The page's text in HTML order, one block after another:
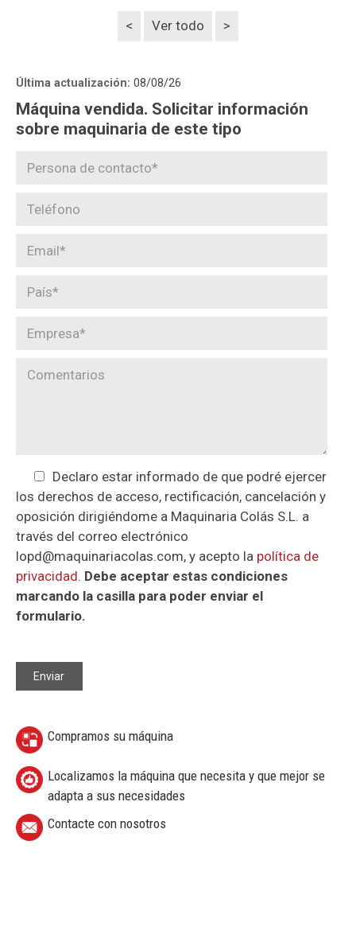
< Ver todo >
Última actualización: 08/08/26
Máquina vendida. Solicitar información
sobre maquinaria de este tipo
Declaro estar informado de que podré ejercer
los derechos de acceso, rectificación, cancelación y
oposición dirigiéndome a Maquinaria Colás S.L. a
través del correo electrónico
lopd@maquinariacolas.com, y acepto la política de
privacidad. Debe aceptar estas condiciones
marcando la casilla para poder enviar el
formulario.
Compramos su máquina
Localizamos la máquina que necesita y que mejor se
adapta a sus necesidades
Contacte con nosotros